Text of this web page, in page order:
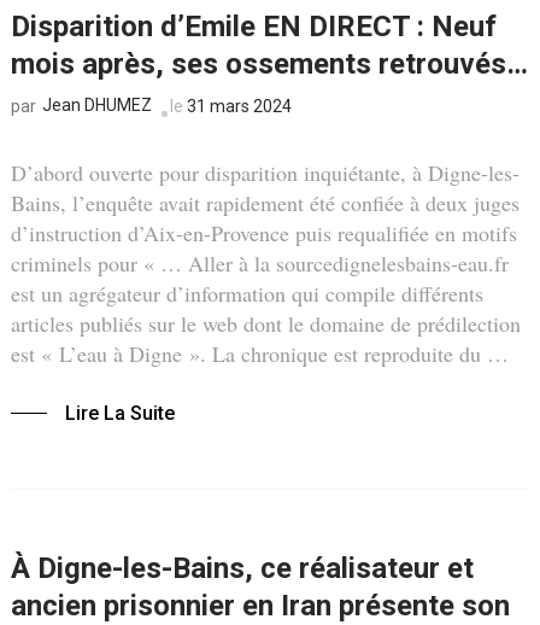
Disparition d’Emile EN DIRECT : Neuf
mois après, ses ossements retrouvés…
par Jean DHUMEZ le 31 mars 2024
D’abord ouverte pour disparition inquiétante, à Digne-les-
Bains, l’enquête avait rapidement été confiée à deux juges
d’instruction d’Aix-en-Provence puis requalifiée en motifs
criminels pour « … Aller à la sourcedignelesbains-eau.fr
est un agrégateur d’information qui compile différents
articles publiés sur le web dont le domaine de prédilection
est « L’eau à Digne ». La chronique est reproduite du …
Lire La Suite
À Digne-les-Bains, ce réalisateur et
ancien prisonnier en Iran présente son